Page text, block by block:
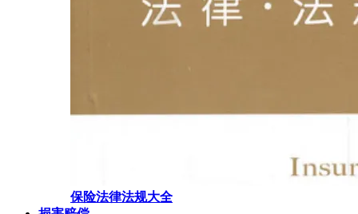
保险法律法规大全